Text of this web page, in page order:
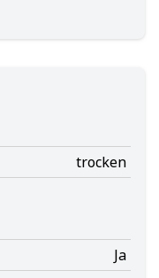
trocken
Ja